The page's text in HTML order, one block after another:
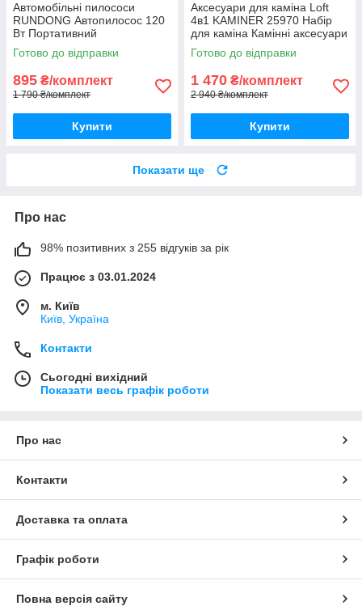
Автомобільні пилососи
RUNDONG Автопилосос 120
Вт Портативний
автомобільний пилосос
Автомобільний пилосос
Готово до відправки
895 ₴/комплект
1 790 ₴/комплект
Купити
Аксесуари для каміна Loft
4в1 KAMINER 25970 Набір
для каміна Камінні аксесуари
Камінний набір печеної
Предмети для каміна
Готово до відправки
1 470 ₴/комплект
2 940 ₴/комплект
Купити
Показати ще
Про нас
98% позитивних з 255 відгуків за рік
Працює з 03.01.2024
м. Київ
Київ, Україна
Контакти
Сьогодні вихідний
Показати весь графік роботи
Про нас
Контакти
Доставка та оплата
Графік роботи
Повна версія сайту